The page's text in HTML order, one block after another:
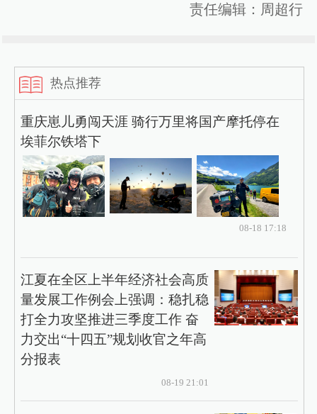
责任编辑：周超行
热点推荐
重庆崽儿勇闯天涯 骑行万里将国产摩托停在
埃菲尔铁塔下
08-18 17:18
江夏在全区上半年经济社会高质
量发展工作例会上强调：稳扎稳
打全力攻坚推进三季度工作 奋
力交出“十四五”规划收官之年高
分报表
08-19 21:01